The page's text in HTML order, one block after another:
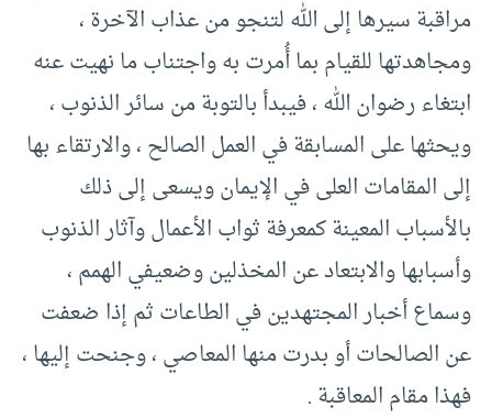
مراقبة سيرها إلى الله لتنجو من عذاب الآخرة ،
ومجاهدتها للقيام بما أُمرت به واجتناب ما نهيت عنه
ابتغاء رضوان الله ، فيبدأ بالتوبة من سائر الذنوب ،
ويحثها على المسابقة في العمل الصالح ، والارتقاء بها
إلى المقامات العلى في الإيمان ويسعى إلى ذلك
بالأسباب المعينة كمعرفة ثواب الأعمال وآثار الذنوب
وأسبابها والابتعاد عن المخذلين وضعيفي الهمم ،
وسماع أخبار المجتهدين في الطاعات ثم إذا ضعفت
عن الصالحات أو بدرت منها المعاصي ، وجنحت إليها ،
فهذا مقام المعاقبة .